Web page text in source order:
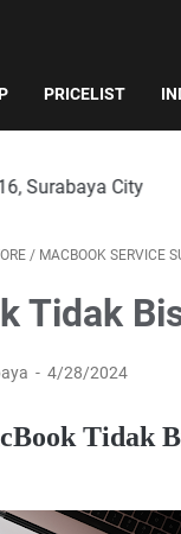
PRICELIST
/ MACBOOK SERVICE
Tidak
4/28/2024
Tidak